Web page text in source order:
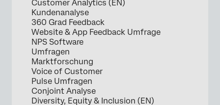
Customer Analytics (EN)
Kundenanalyse
360 Grad Feedback
Website & App Feedback Umfrage
NPS Software
Umfragen
Marktforschung
Voice of Customer
Pulse Umfragen
Conjoint Analyse
Diversity, Equity & Inclusion (EN)